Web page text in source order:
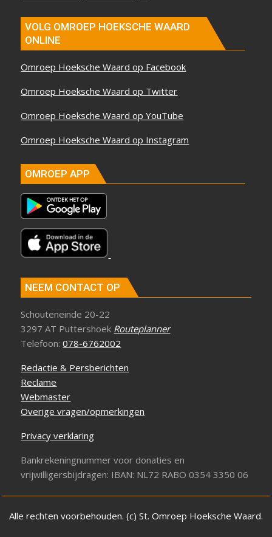
VOLG OMROEP HOEKSCHE WAARD
ONLINE
Omroep Hoeksche Waard op Facebook
Omroep Hoeksche Waard op Twitter
Omroep Hoeksche Waard op YouTube
Omroep Hoeksche Waard op Instagram
OMROEP APP
NEEM CONTACT OP
Schouteneinde 20-22
3297 AT Puttershoek Routeplanner
Telefoon:078-6762002
Redactie & Persberichten
Reclame
Webmaster
Overige vragen/opmerkingen
Privacy verklaring
Bankrekeningnummer voor donaties en
vrijwilligersbijdragen: IBAN: NL72 RABO 0354 3350 06
Alle rechten voorbehouden. (c) St. Omroep Hoeksche Waard.